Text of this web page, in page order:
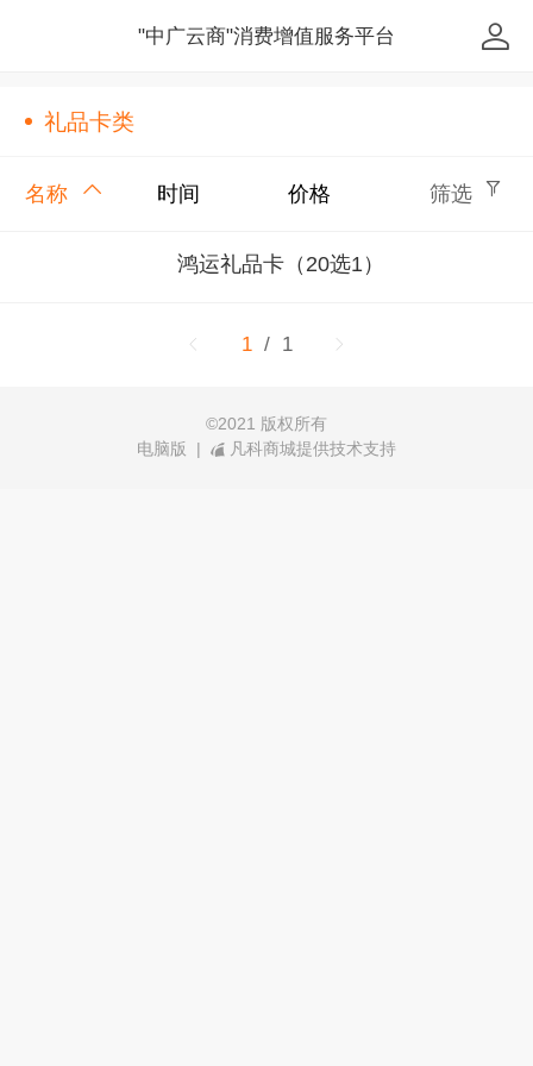
"中广云商"消费增值服务平台
礼品卡类
名称 时间 价格 筛选
鸿运礼品卡（20选1）
1 / 1
©2021 版权所有
电脑版
| 凡科商城提供技术支持